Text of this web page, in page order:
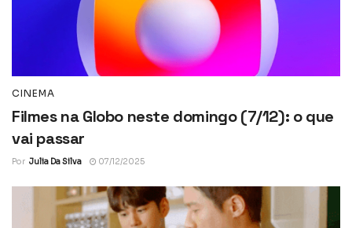
CINEMA
Filmes na Globo neste domingo (7/12): o que
vai passar
Por Julia Da Silva 07/12/2025